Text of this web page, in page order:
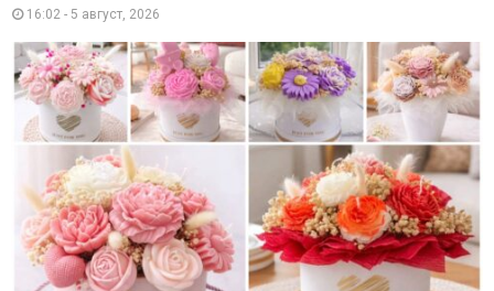
16:02 - 5 август, 2026